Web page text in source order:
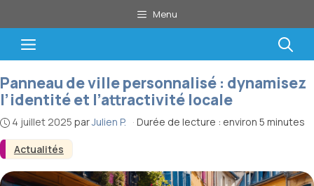
au
contenu
Menu
Menu
Actualités
Panneau de ville personnalisé : dynamisez
l’identité et l’attractivité locale
4 juillet 2025 parJulien P. · Durée de lecture : environ 5 minutes